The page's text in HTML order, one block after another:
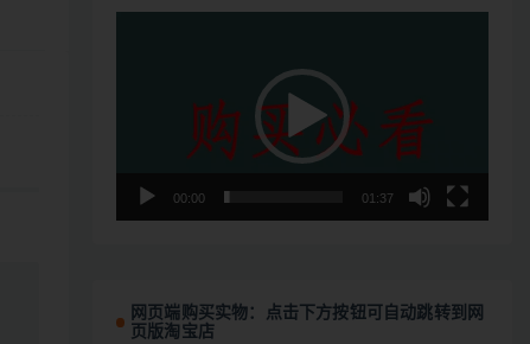
00:00 01:37
网页端购买实物：点击下方按钮可自动跳转到网
页版淘宝店